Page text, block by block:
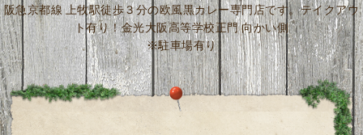
阪急京都線 上牧駅徒歩３分の欧風黒カレー専門店です。テイクアウ
ト有り！金光大阪高等学校正門 向かい側
※駐車場有り